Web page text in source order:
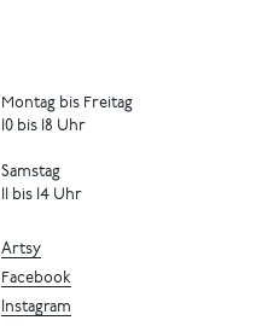
Montag bis Freitag
10 bis 18 Uhr
Samstag
11 bis 14 Uhr
Artsy
Facebook
Instagram